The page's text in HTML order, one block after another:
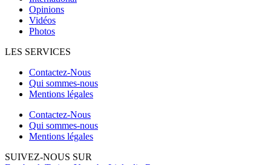
Opinions
Vidéos
Photos
LES SERVICES
Contactez-Nous
Qui sommes-nous
Mentions légales
Contactez-Nous
Qui sommes-nous
Mentions légales
SUIVEZ-NOUS SUR